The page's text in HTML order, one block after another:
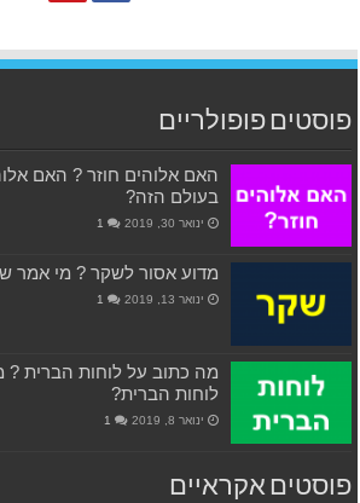
פוסטים פופולריים
האם אלוהים חוזר ? האם
בעולם הזה?
ינואר 30, 2019 1
מדוע אסור לשקר ? מי אמר
ינואר 13, 2019 1
מה כתוב על לוחות הברית ?
לוחות הברית?
ינואר 8, 2019 1
פוסטים אקראיים